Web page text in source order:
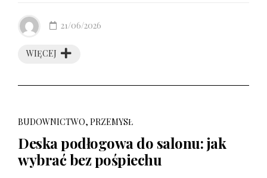
WIĘCEJ
21/06/2026
BUDOWNICTWO, PRZEMYSŁ
Deska podłogowa do salonu: jak
wybrać bez pośpiechu